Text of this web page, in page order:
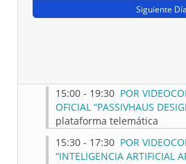
Siguiente Día
15:00 - 19:30 POR
OFICIAL “PASSIVHAUS
plataforma telemática
15:30 - 17:30 POR
“INTELIGENCIA ARTIFICIAL